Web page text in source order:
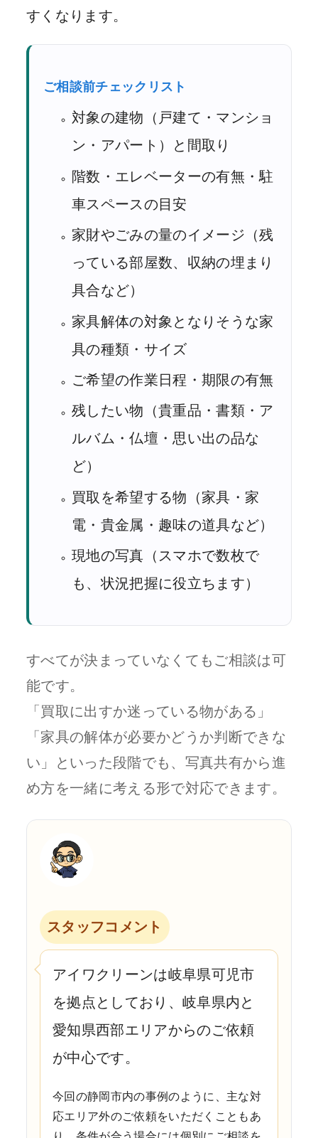
すくなります。
ご相談前チェックリスト
対象の建物（戸建て・マンショ
ン・アパート）と間取り
階数・エレベーターの有無・駐
車スペースの目安
家財やごみの量のイメージ（残
っている部屋数、収納の埋まり
具合など）
家具解体の対象となりそうな家
具の種類・サイズ
ご希望の作業日程・期限の有無
残したい物（貴重品・書類・ア
ルバム・仏壇・思い出の品な
ど）
買取を希望する物（家具・家
電・貴金属・趣味の道具など）
現地の写真（スマホで数枚で
も、状況把握に役立ちます）
すべてが決まっていなくてもご相談は可
能です。
「買取に出すか迷っている物がある」
「家具の解体が必要かどうか判断できな
い」といった段階でも、写真共有から進
め方を一緒に考える形で対応できます。
スタッフコメント
アイワクリーンは岐阜県可児市
を拠点としており、岐阜県内と
愛知県西部エリアからのご依頼
が中心です。
今回の静岡市内の事例のように、主な対
応エリア外のご依頼をいただくこともあ